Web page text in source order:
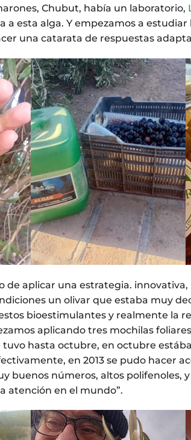
Chubut, había un laboratorio,
a esta alga. Y empezamos a
una catarata de respuestas
de aplicar una estrategia.
un olivar que estaba muy
bioestimulantes y realmente la
aplicando tres mochilas
hasta octubre, en octubre
en 2013 se pudo hacer
buenos números, altos polifenoles,
atención en el mundo”.